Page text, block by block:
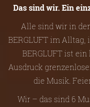
Das sind wir. Ein
Alle sind wir in
BERGLUFT im Alltag,
BERGLUFT ist
Ausdruck
die Musik.
Wir – das sind 6